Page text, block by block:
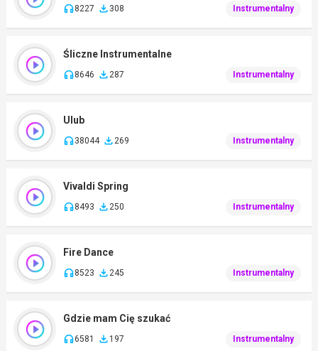
8227 308 Instrumentalny
Śliczne Instrumentalne
8646 287 Instrumentalny
Ulub
38044 269 Instrumentalny
Vivaldi Spring
8493 250 Instrumentalny
Fire Dance
8523 245 Instrumentalny
Gdzie mam Cię szukać
6581 197 Instrumentalny